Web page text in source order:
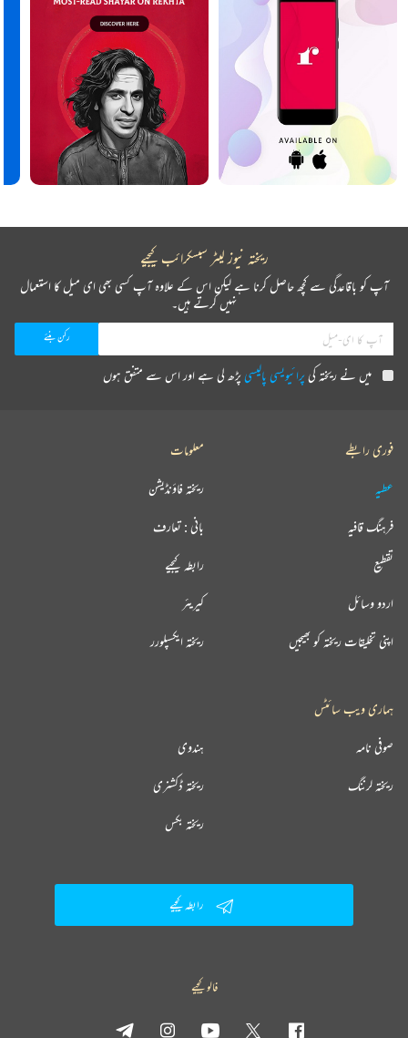
ریختہ نیوز لیٹر سبسکرائب کیجیے
آپ کو باقاعدگی سے کچھ حاصل کرنا ہے لیکن اس کے علاوہ آپ کسی بھی ای میل کا استعمال
نہیں کرتے ہیں۔
میں نے ریختہ کیپرائیویسی پالیسیپڑھ لی ہے اور اس سے متفق ہوں
فوری رابطے
عطیہ
فرہنگ قافیہ
تقطیع
اردو وسائل
اپنی تخلیقات ریختہ کو بھیجیں
معلومات
ریختہ فاؤنڈیشن
بانی : تعارف
رابطہ کیجیے
کیریئر
ریختہ ایکسپلورر
ہماری ویب سائٹس
ہندوی صوفی نامہ
ریختہ ڈکشنری ریختہ لرننگ
ریختہ بکس
رابطہ کیجیے
فالو کیجیے